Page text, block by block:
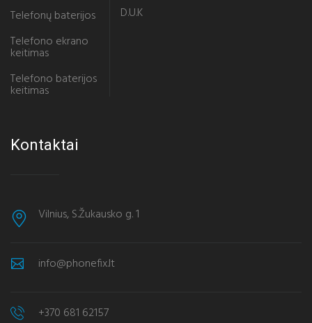
Telefonų baterijos
Telefono ekrano
keitimas
Telefono baterijos
keitimas
D.U.K
Kontaktai
Vilnius, S.Žukausko g. 1
info@phonefix.lt
+370 681 62157